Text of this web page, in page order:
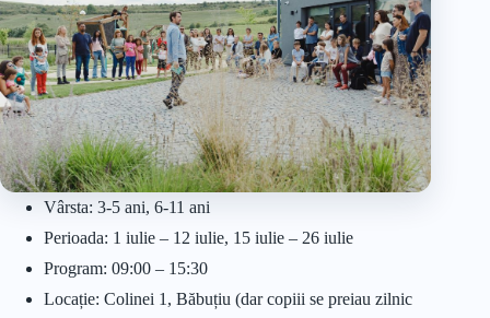
Vârsta: 3-5 ani, 6-11 ani
Perioada: 1 iulie – 12 iulie, 15 iulie – 26 iulie
Program: 09:00 – 15:30
Locație: Colinei 1, Băbuțiu (dar copiii se preiau zilnic